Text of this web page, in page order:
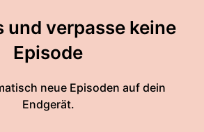
und verpasse keine
Episode
neue Episoden auf dein
Endgerät.